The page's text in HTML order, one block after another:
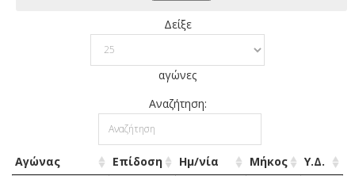
Δείξε
αγώνες
Αναζήτηση:
Αγώνας Επίδοση Ημ/νία Μήκος
Υ.Δ.